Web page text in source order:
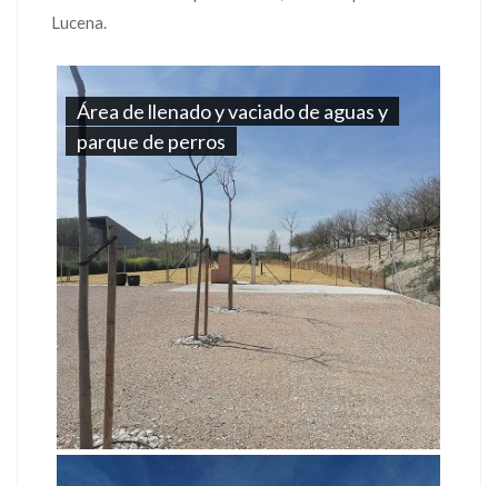
Lucena.
Área de llenado y vaciado de aguas y
parque de perros